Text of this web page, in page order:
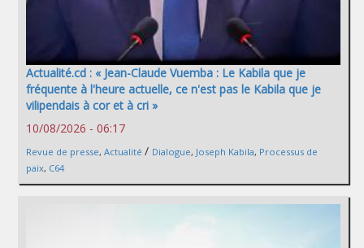
Actualité.cd : « Jean-Claude Vuemba : Le Kabila que je
fréquente à l'heure actuelle, ce n'est pas le Kabila que je
vilipendais à cor et à cri »
10/08/2026 - 06:17
Revue de presse, Actualité / Dialogue, Joseph Kabila, Processus de
paix, C64